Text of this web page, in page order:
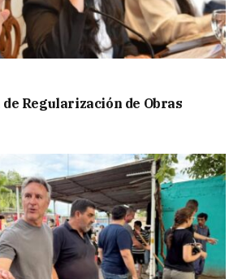
Regularización de Obras